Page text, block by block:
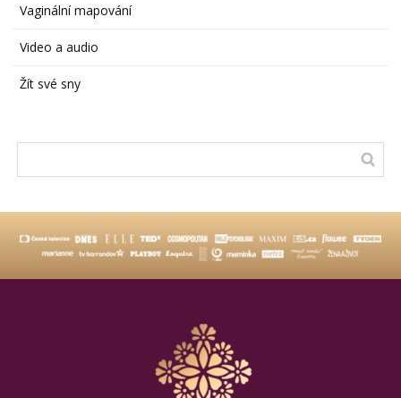
Vaginální mapování
Video a audio
Žít své sny